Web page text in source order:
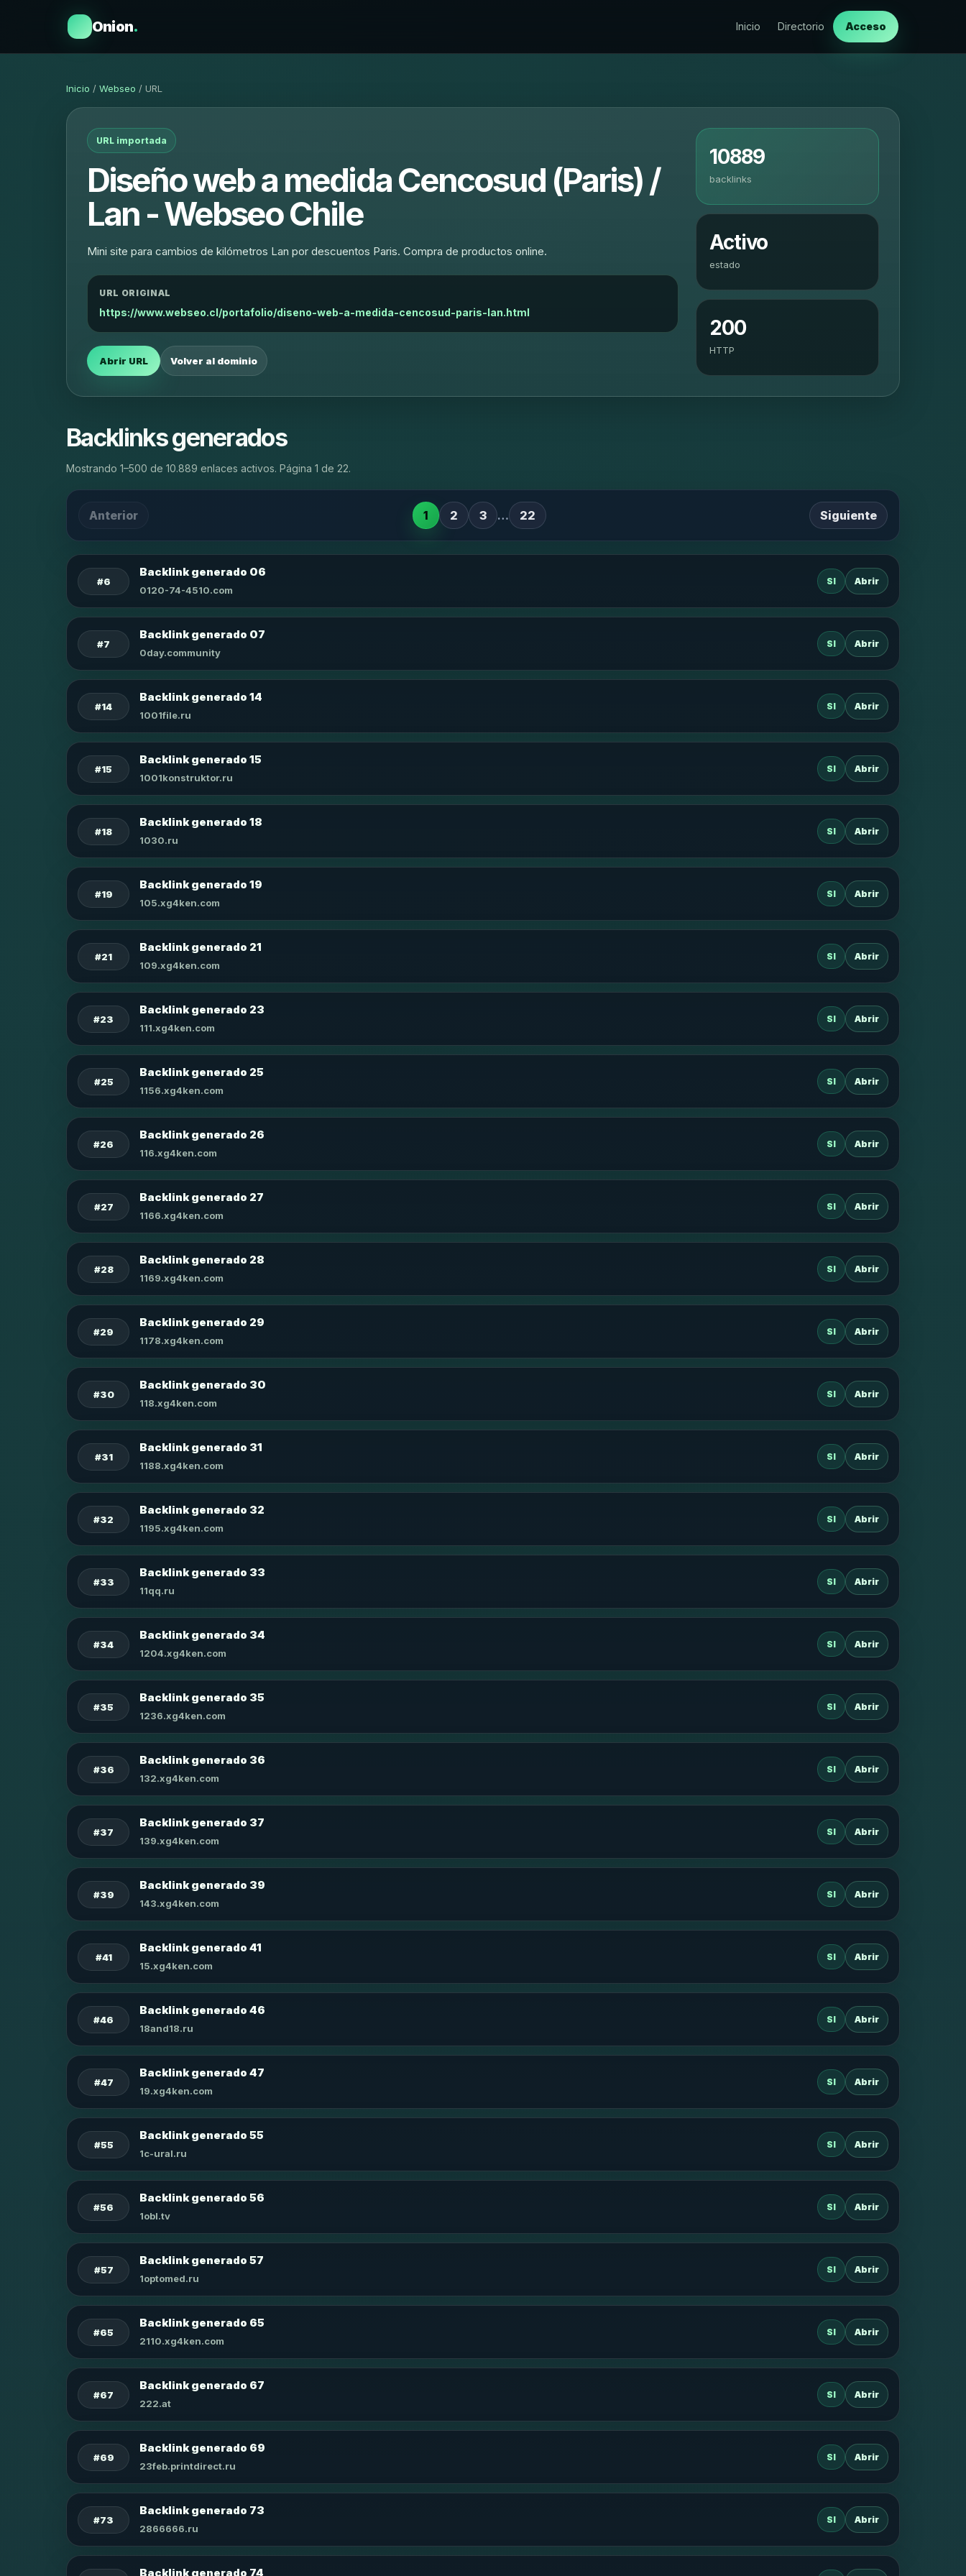
Onion. Inicio Directorio Acceso
Inicio / Webseo / URL
URL importada
Diseño web a medida Cencosud (Paris) /
Lan - Webseo Chile
Mini site para cambios de kilómetros Lan por descuentos Paris. Compra de productos online.
URL ORIGINAL
https://www.webseo.cl/portafolio/diseno-web-a-medida-cencosud-paris-lan.html
Abrir URL Volver al dominio
10889
backlinks
Activo
estado
200
HTTP
Backlinks generados
Mostrando 1–500 de 10.889 enlaces activos. Página 1 de 22.
Anterior 1 2 3 … 22 Siguiente
#6
Backlink generado 06
0120-74-4510.com
SI Abrir
#7
Backlink generado 07
0day.community
SI Abrir
#14
Backlink generado 14
1001file.ru
SI Abrir
#15
Backlink generado 15
1001konstruktor.ru
SI Abrir
#18
Backlink generado 18
1030.ru
SI Abrir
#19
Backlink generado 19
105.xg4ken.com
SI Abrir
#21
Backlink generado 21
109.xg4ken.com
SI Abrir
#23
Backlink generado 23
111.xg4ken.com
SI Abrir
#25
Backlink generado 25
1156.xg4ken.com
SI Abrir
#26
Backlink generado 26
116.xg4ken.com
SI Abrir
#27
Backlink generado 27
1166.xg4ken.com
SI Abrir
#28
Backlink generado 28
1169.xg4ken.com
SI Abrir
#29
Backlink generado 29
1178.xg4ken.com
SI Abrir
#30
Backlink generado 30
118.xg4ken.com
SI Abrir
#31
Backlink generado 31
1188.xg4ken.com
SI Abrir
#32
Backlink generado 32
1195.xg4ken.com
SI Abrir
#33
Backlink generado 33
11qq.ru
SI Abrir
#34
Backlink generado 34
1204.xg4ken.com
SI Abrir
#35
Backlink generado 35
1236.xg4ken.com
SI Abrir
#36
Backlink generado 36
132.xg4ken.com
SI Abrir
#37
Backlink generado 37
139.xg4ken.com
SI Abrir
#39
Backlink generado 39
143.xg4ken.com
SI Abrir
#41
Backlink generado 41
15.xg4ken.com
SI Abrir
#46
Backlink generado 46
18and18.ru
SI Abrir
#47
Backlink generado 47
19.xg4ken.com
SI Abrir
#55
Backlink generado 55
1c-ural.ru
SI Abrir
#56
Backlink generado 56
1obl.tv
SI Abrir
#57
Backlink generado 57
1optomed.ru
SI Abrir
#65
Backlink generado 65
2110.xg4ken.com
SI Abrir
#67
Backlink generado 67
222.at
SI Abrir
#69
Backlink generado 69
23feb.printdirect.ru
SI Abrir
#73
Backlink generado 73
2866666.ru
SI Abrir
Backlink generado 74